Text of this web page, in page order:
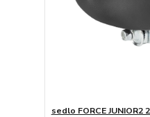
sedlo FORCE